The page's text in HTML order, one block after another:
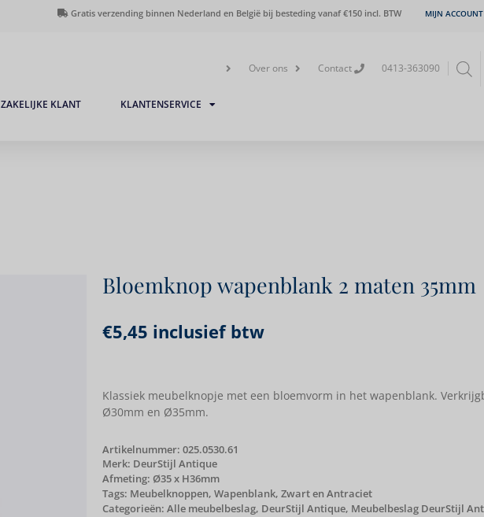
Gratis verzending binnen Nederland en België bij besteding vanaf €150 incl. BTW MIJN ACCOUNT
Over ons Contact 0413-363090
ZAKELIJKE KLANT KLANTENSERVICE
Bloemknop wapenblank 2 maten 35mm
€5,45 inclusief btw
Klassiek meubelknopje met een bloemvorm in het wapenblank.
Ø30mm en Ø35mm.
Artikelnummer: 025.0530.61
Merk: DeurStijl Antique
Afmeting: Ø35 x H36mm
Tags: Meubelknoppen, Wapenblank, Zwart en Antraciet
Categorieën: Alle meubelbeslag, DeurStijl Antique, Meubelbeslag DeurStijl